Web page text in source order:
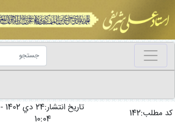
کد مطلب:142
تاریخ انتشار:24 دي 1402 -
10:04